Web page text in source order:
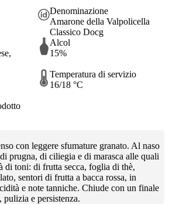
Denominazione
Amarone della Valpolicella
Classico Docg
Alcol
15%
Temperatura di servizio
16/18 °C
con leggere sfumature granato. Al naso
prugna, di ciliegia e di marasca alle quali
di toni: di frutta secca, foglia di thè,
sentori di frutta a bacca rossa, in
e note tanniche. Chiude con un finale
pulizia e persistenza.